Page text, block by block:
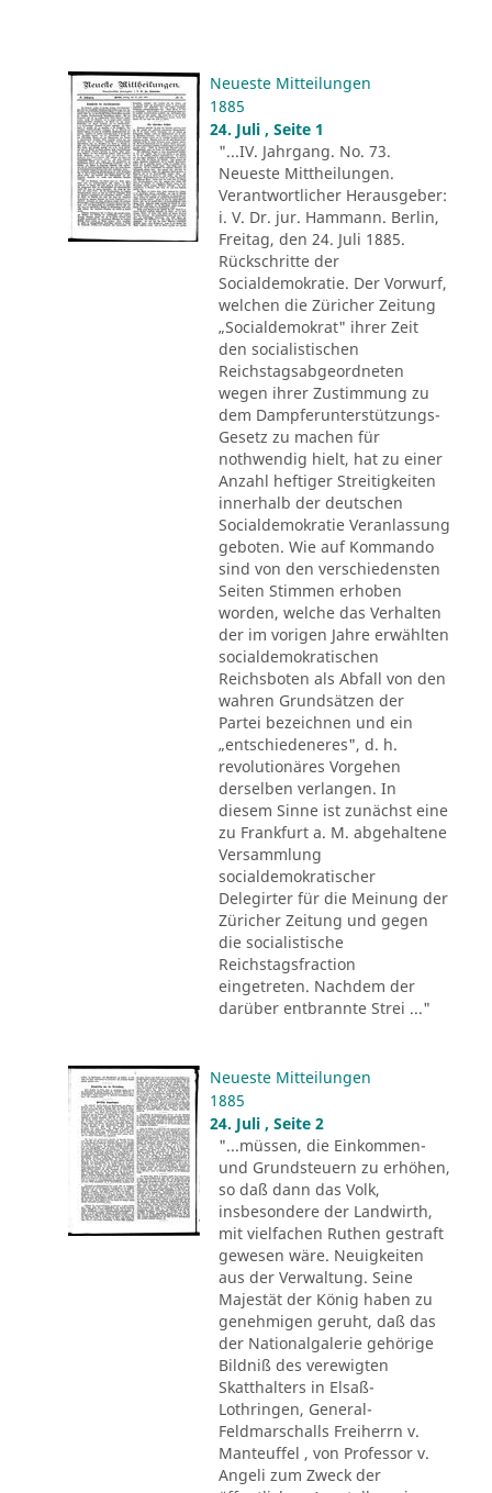
Neueste Mitteilungen
1885
24. Juli , Seite 1
"...IV. Jahrgang. No. 73.
Neueste Mittheilungen.
Verantwortlicher Herausgeber:
i. V. Dr. jur. Hammann. Berlin,
Freitag, den 24. Juli 1885.
Rückschritte der
Socialdemokratie. Der Vorwurf,
welchen die Züricher Zeitung
„Socialdemokrat" ihrer Zeit
den socialistischen
Reichstagsabgeordneten
wegen ihrer Zustimmung zu
dem Dampferunterstützungs-
Gesetz zu machen für
nothwendig hielt, hat zu einer
Anzahl heftiger Streitigkeiten
innerhalb der deutschen
Socialdemokratie Veranlassung
geboten. Wie auf Kommando
sind von den verschiedensten
Seiten Stimmen erhoben
worden, welche das Verhalten
der im vorigen Jahre erwählten
socialdemokratischen
Reichsboten als Abfall von den
wahren Grundsätzen der
Partei bezeichnen und ein
„entschiedeneres", d. h.
revolutionäres Vorgehen
derselben verlangen. In
diesem Sinne ist zunächst eine
zu Frankfurt a. M. abgehaltene
Versammlung
socialdemokratischer
Delegirter für die Meinung der
Züricher Zeitung und gegen
die socialistische
Reichstagsfraction
eingetreten. Nachdem der
darüber entbrannte Strei ..."
Neueste Mitteilungen
1885
24. Juli , Seite 2
"...müssen, die Einkommen-
und Grundsteuern zu erhöhen,
so daß dann das Volk,
insbesondere der Landwirth,
mit vielfachen Ruthen gestraft
gewesen wäre. Neuigkeiten
aus der Verwaltung. Seine
Majestät der König haben zu
genehmigen geruht, daß das
der Nationalgalerie gehörige
Bildniß des verewigten
Skatthalters in Elsaß-
Lothringen, General-
Feldmarschalls Freiherrn v.
Manteuffel , von Professor v.
Angeli zum Zweck der